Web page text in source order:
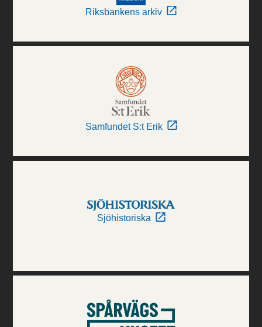
Riksbankens arkiv
Samfundet S:t Erik
Sjöhistoriska